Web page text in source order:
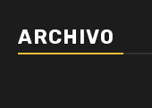
ARCHIVO